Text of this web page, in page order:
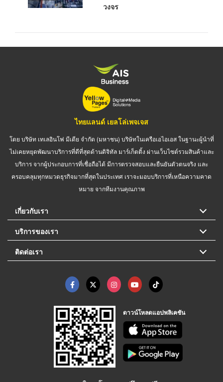
วงจร
ไทยแลนด์ เยลโล่เพจเจส
โดย บริษัท เทเลอินโฟ มีเดีย จำกัด (มหาชน) บริษัทในเครือเอไอเอส ในฐานะผู้นำที่
ไม่เคยหยุดพัฒนาบริการที่ดีที่สุดด้านดิจิทัล มาร์เก็ตติ้ง ผ่านเว็บไซต์รวมสินค้าและ
บริการ จากผู้ประกอบการที่เชื่อถือได้ มีการตรวจสอบและยืนยันตัวตนจริง และ
ครอบคลุมทุกหมวดธุรกิจมากที่สุดในประเทศ เราจะมอบบริการที่เหนือความคาด
หมาย จากทีมงานคุณภาพ
เกี่ยวกับเรา
บริการของเรา
ติดต่อเรา
ดาวน์โหลดแอปพลิเคชัน